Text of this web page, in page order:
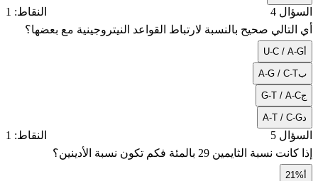
السؤال 4
النقاط: 1
أي التالي صحيح بالنسبة لارتباط القواعد النيتروجينية مع بعضها؟
U-C / A-G
بA-G / C-T
جG-T / A-C
A-T / C-G
السؤال 5
النقاط: 1
إذا كانت نسبة الثايمين 29 بالمئة فكم تكون نسبة الأدينين؟
21%